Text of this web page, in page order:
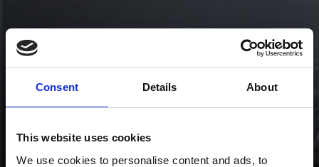
Consent Details About
This website uses cookies
We use cookies to personalise content and ads, to